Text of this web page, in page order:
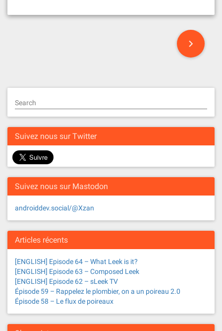
s
n
a
v
i
g
a
t
o
n
Search
Suivez nous sur Twitter
Suivez nous sur Mastodon
androiddev.social/@Xzan
Articles récents
[ENGLISH] Episode 64 – What Leek is it?
[ENGLISH] Episode 63 – Composed Leek
[ENGLISH] Episode 62 – sLeek TV
Épisode 59 – Rappelez le plombier, on a un poireau 2.0
Épisode 58 – Le flux de poireaux